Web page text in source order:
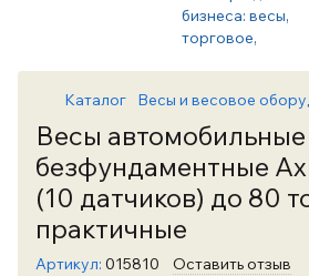
Каталог Весы и весовое
Весы автомобильные
безфундаментные
(10 датчиков) до 80
практичные
Артикул: 015810 Оставить отзыв